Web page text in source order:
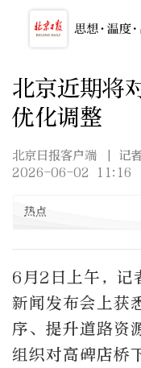
北京近期将
优化调整
北京日报客户端
| 记
2026-06-02 11:16
热点
6月2日上午，记
新闻发布会上获
序、提升道路资
组织对高碑店桥